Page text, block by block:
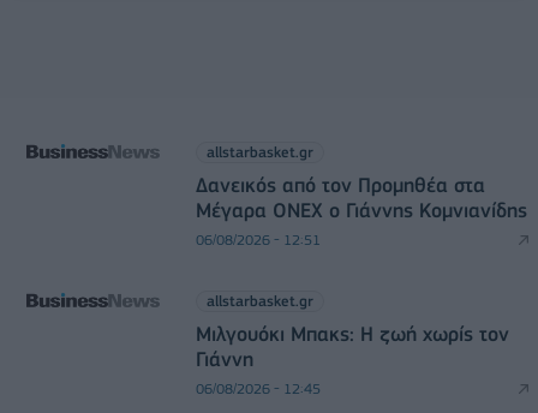
allstarbasket.gr
Δανεικός από τον Προμηθέα στα
Μέγαρα ONEX ο Γιάννης Κομνιανίδης
06/08/2026 - 12:51
allstarbasket.gr
Μιλγουόκι Μπακς: Η ζωή χωρίς τον
Γιάννη
06/08/2026 - 12:45